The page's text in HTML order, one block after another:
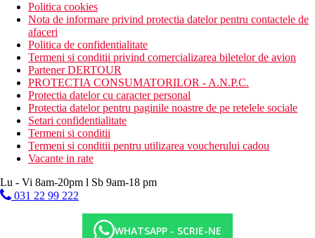
Politica cookies
Nota de informare privind protectia datelor pentru contactele de
afaceri
Politica de confidentialitate
Termeni si conditii privind comercializarea biletelor de avion
Partener DERTOUR
PROTECTIA CONSUMATORILOR - A.N.P.C.
Protectia datelor cu caracter personal
Protectia datelor pentru paginile noastre de pe retelele sociale
Setari confidentialitate
Termeni si conditii
Termeni si conditii pentru utilizarea voucherului cadou
Vacante in rate
Lu - Vi 8am-20pm l Sb 9am-18 pm
031 22 99 222
WHATSAPP - SCRIE-NE